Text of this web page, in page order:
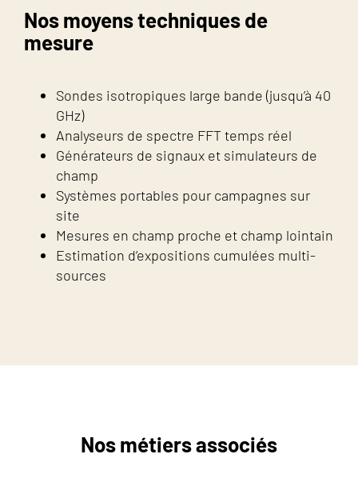
Nos moyens techniques de
mesure
Sondes isotropiques large bande (jusqu’à 40
GHz)
Analyseurs de spectre FFT temps réel
Générateurs de signaux et simulateurs de
champ
Systèmes portables pour campagnes sur
site
Mesures en champ proche et champ lointain
Estimation d’expositions cumulées multi-
sources
Nos métiers associés